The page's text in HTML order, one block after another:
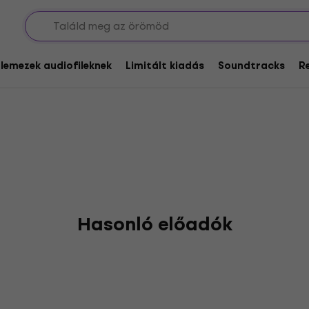
audiofileknek Limitált kiadás Soundtracks
Hasonló előadók